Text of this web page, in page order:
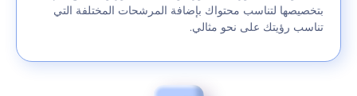
بتخصيصها لتناسب محتواك بإضافة المرشحات المختلفة التي
تناسب رؤيتك على نحو مثالي.